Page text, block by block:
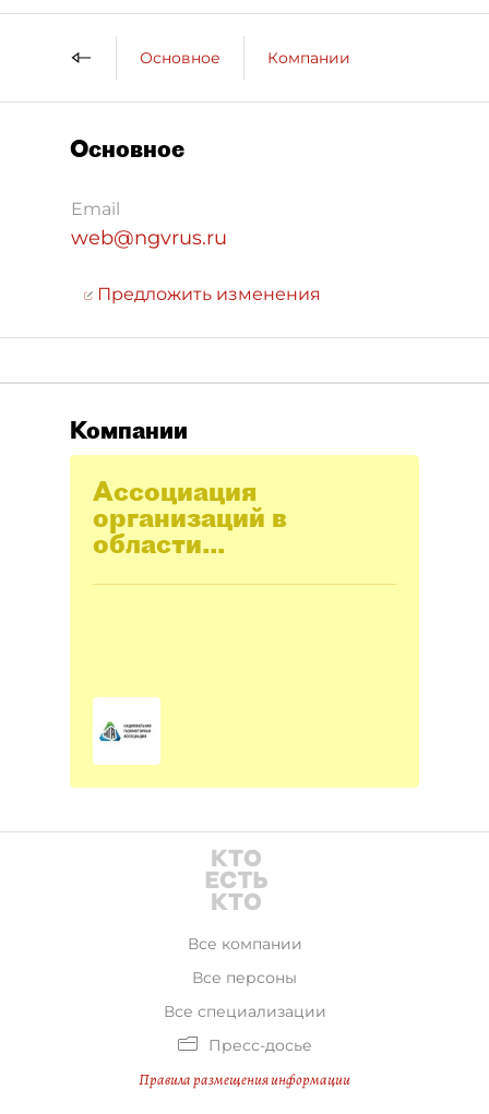
Основное Компании
Основное
Email
web@ngvrus.ru
Предложить изменения
Компании
Ассоциация
организаций в
области
топлива
"НГА")
Все компании
Все персоны
Все специализации
Пресс-досье
Правила размещения информации